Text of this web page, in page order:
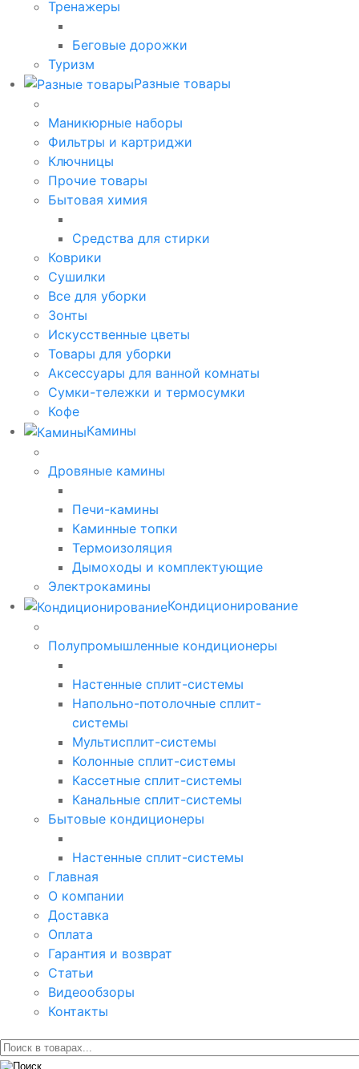
Тренажеры
Беговые дорожки
Туризм
Разные товары
Маникюрные наборы
Фильтры и картриджи
Ключницы
Прочие товары
Бытовая химия
Средства для стирки
Коврики
Сушилки
Все для уборки
Зонты
Искусственные цветы
Товары для уборки
Аксессуары для ванной комнаты
Сумки-тележки и термосумки
Кофе
Камины
Дровяные камины
Печи-камины
Каминные топки
Термоизоляция
Дымоходы и комплектующие
Электрокамины
Кондиционирование
Полупромышленные кондиционеры
Настенные сплит-системы
Напольно-потолочные сплит-
системы
Мультисплит-системы
Колонные сплит-системы
Кассетные сплит-системы
Канальные сплит-системы
Бытовые кондиционеры
Настенные сплит-системы
Главная
О компании
Доставка
Оплата
Гарантия и возврат
Статьи
Видеообзоры
Контакты